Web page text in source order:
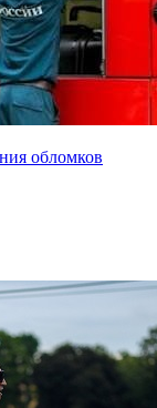
обломков